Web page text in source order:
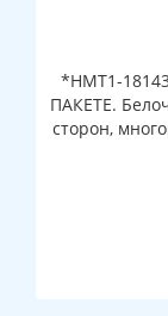
*НМТ1-
ПАКЕТЕ.
сторон,
с